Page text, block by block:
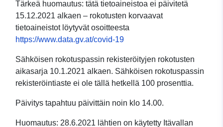
Tärkeä huomautus: tätä tietoaineistoa ei päivitetä
15.12.2021 alkaen – rokotusten korvaavat
tietoaineistot löytyvät osoitteesta
https://www.data.gv.at/covid-19
Sähköisen rokotuspassin rekisteröityjen rokotusten
aikasarja 10.1.2021 alkaen. Sähköisen rokotuspassin
rekisteröintiaste ei ole tällä hetkellä 100 prosenttia.
Päivitys tapahtuu päivittäin noin klo 14.00.
Huomautus: 28.6.2021 lähtien on käytetty Itävallan